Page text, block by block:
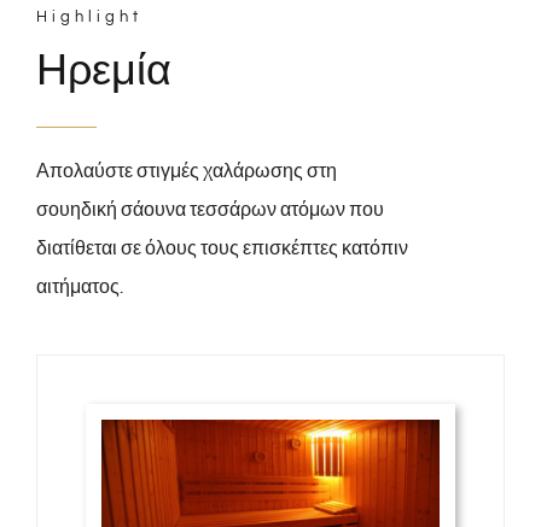
Highlight
Ηρεμία
Απολαύστε στιγμές χαλάρωσης στη
σουηδική σάουνα τεσσάρων ατόμων που
διατίθεται σε όλους τους επισκέπτες κατόπιν
αιτήματος.